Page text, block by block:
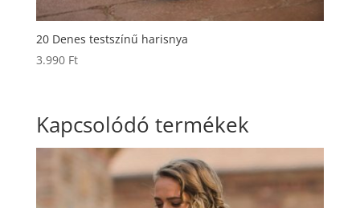
20 Denes testszínű harisnya
3.990 Ft
Kapcsolódó termékek